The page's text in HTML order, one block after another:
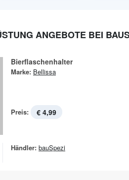
ANGEBOTE BEI
Bierflaschenhalter
Marke: Bellissa
Preis: € 4,99
Händler: bauSpezi